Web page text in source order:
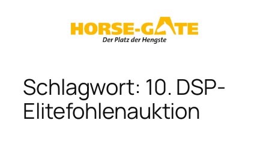
Schlagwort: 10. DSP-
Elitefohlenauktion